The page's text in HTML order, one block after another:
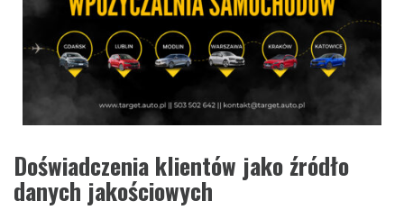
Doświadczenia klientów jako źródło
danych jakościowych